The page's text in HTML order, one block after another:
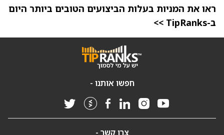
ראו את המניות בעלות הביצועים הטובים ביותר היום
ב-TipRanks >>
חפשו אותנו -
צרו קשר -